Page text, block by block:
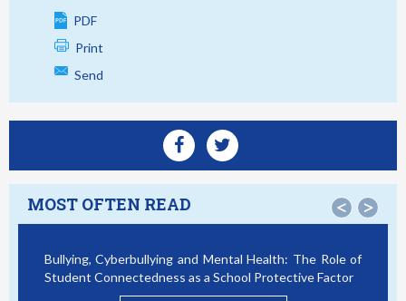
PDF
Print
Send
MOST OFTEN READ < >
Bullying, Cyberbullying and Mental Health: The Role of
Student Connectedness as a School Protective Factor